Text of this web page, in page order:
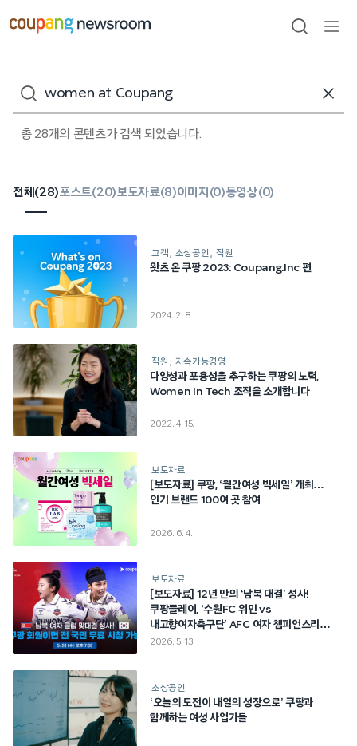
건너뛰기
검색
검색어
총 28개의 콘텐츠가 검색 되었습니다.
전체(28)포스트(20)보도자료(8)이미지(0)동영상(0)
고객 소상공인 직원
왓츠 온 쿠팡 2023: Coupang.Inc 편
2024. 2. 8.
직원 지속가능경영
다양성과 포용성을 추구하는 쿠팡의 노력,
Women In Tech 조직을 소개합니다
2022. 4. 15.
보도자료
[보도자료] 쿠팡, ‘월간여성 빅세일’ 개최…
인기 브랜드 100여 곳 참여
2026. 6. 4.
보도자료
[보도자료] 12년 만의 ‘남북 대결’ 성사!
쿠팡플레이, ‘수원FC 위민 vs
내고향여자축구단’ AFC 여자 챔피언스리그
4강전 생중계…전 국민 무료 제공
2026. 5. 13.
소상공인
‘오늘의 도전이 내일의 성장으로’ 쿠팡과
함께하는 여성 사업가들